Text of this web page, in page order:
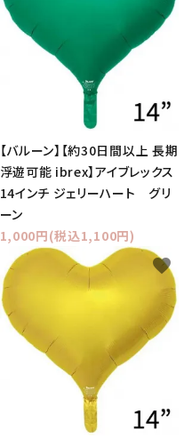
【バルーン】【約30日間以上 長期
浮遊可能 ibrex】アイブレックス
14インチ ジェリーハート グリ
ーン
1,000円(税込1,100円)
favorite